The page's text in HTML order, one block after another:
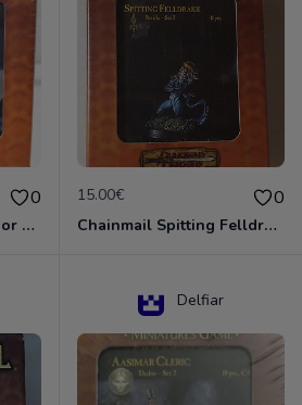
0
Chainmail Gnoll Warrior Dungeons & Dragons
15.00€ 0
Chainmail Spitting Felldrake
Delfiar